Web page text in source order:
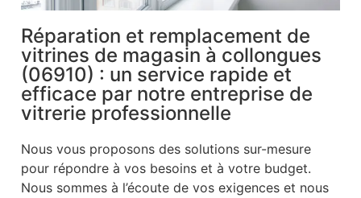
Réparation et remplacement de
vitrines de magasin à collongues
(06910) : un service rapide et
efficace par notre entreprise de
vitrerie professionnelle
Nous vous proposons des solutions sur-mesure
pour répondre à vos besoins et à votre budget.
Nous sommes à l’écoute de vos exigences et nous